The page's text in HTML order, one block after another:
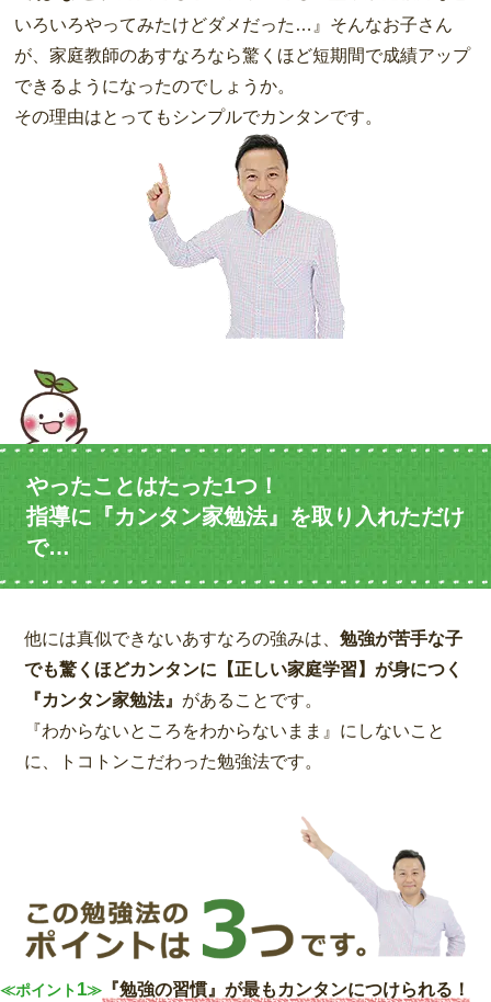
いろいろやってみたけどダメだった…』そんなお子さん
が、家庭教師のあすなろなら驚くほど短期間で成績アップ
できるようになったのでしょうか。
その理由はとってもシンプルでカンタンです。
やったことはたった1つ！
指導に『カンタン家勉法』を取り入れただけ
で…
他には真似できないあすなろの強みは、勉強が苦手な子
でも驚くほどカンタンに【正しい家庭学習】が身につく
『カンタン家勉法』 があることです。
『わからないところをわからないまま』にしないこと
に、トコトンこだわった勉強法です。
≪ポイント 1≫ 『勉強の習慣』が最もカンタンにつけられる！